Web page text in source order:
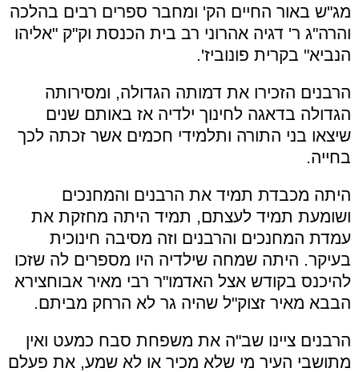
מג"ש באור החיים הק' ומחבר ספרים רבים בהלכה
והרה"ג ר' דגיה אהרוני רב בית הכנסת וק"ק "אליהו
הנביא" בקרית פונוביז'.
הרבנים הזכירו את דמותה הגדולה, ומסירותה
הגדולה בדאגה לחינוך ילדיה אז באותם שנים
שיצאו בני התורה ותלמידי חכמים אשר זכתה לכך
בחייה.
היתה מכבדת תמיד את הרבנים והמחנכים
ושומעת תמיד לעצתם, תמיד היתה מחזקת את
עמדת המחנכים והרבנים וזה מסיבה חינוכית
בעיקר. היתה שמחה שילדיה היו מספרים לה שזכו
להיכנס בקודש אצל האדמו"ר רבי מאיר אבוחצירא
הבבא מאיר זצוק"ל שהיה גר לא הרחק מביתם.
הרבנים ציינו שב"ה את משפחת סבח כמעט ואין
מתושבי העיר מי שלא מכיר או לא שמע, את פעלם